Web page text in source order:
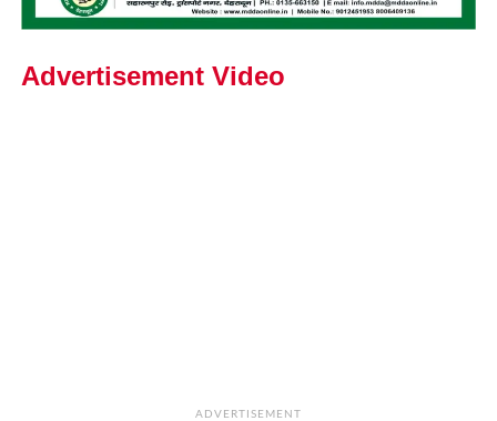
Advertisement Video
ADVERTISEMENT